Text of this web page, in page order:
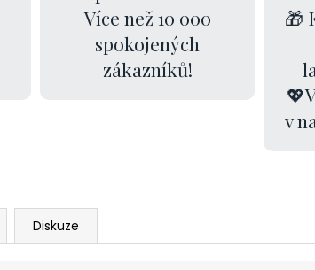
Více než 10 000
spokojených
zákazníků!
🎁
v
Diskuze